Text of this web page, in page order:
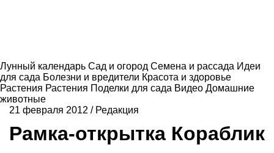
Лунный календарь Сад и огород Семена и рассада Идеи
для сада Болезни и вредители Красота и здоровье
Растения Растения Поделки для сада Видео Домашние
животные
21 февраля 2012 / Редакция
Рамка-открытка Кораблик